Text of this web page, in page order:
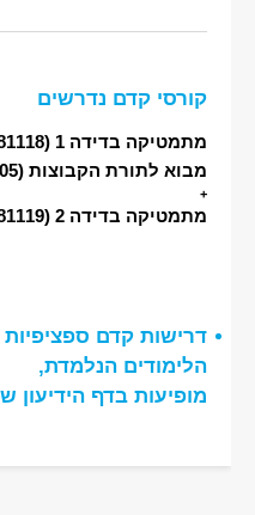
קורסי קדם נדרשים
מתמטיקה בדידה 1 (03681118)
מבוא לתורת הקבוצות (03661105)
+
מתמטיקה בדידה 2 (03681119)
דרישות קדם
הלימודים הנלמדת,
מופיעות בדף הידיעון